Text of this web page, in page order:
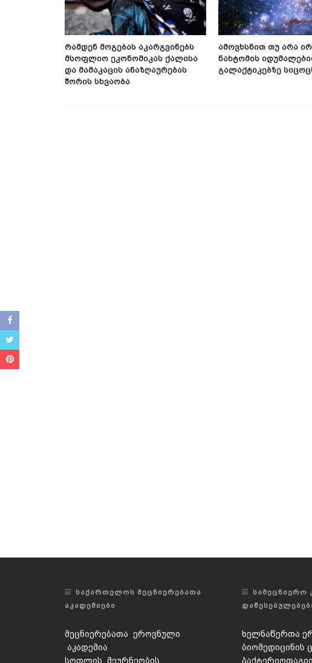
Რამდენ Მოგებას Აკარგვინებს
Მსოფლიო Ეკონომიკას Ქალისა
Და Მამაკაცის Ანაზღაურებას
Შორის Სხვაობა
Ამოვხსნით Თუ Არა
Ნახტომის
Გალაქტიკებზე
ᲡᲐᲥᲐᲠᲗᲔᲚᲝᲡ ᲛᲔᲪᲜᲘᲔᲠᲔᲑᲐᲗᲐ
ᲐᲙᲐᲓᲔᲛᲘᲔᲑᲘ
მეცნიერებათა ეროვნული
აკადემია
სოფლის მეურნეობის
ᲡᲐᲛᲔᲪᲜᲘᲔᲠᲝ
ხელნაწერთა
ბიომედიცინის